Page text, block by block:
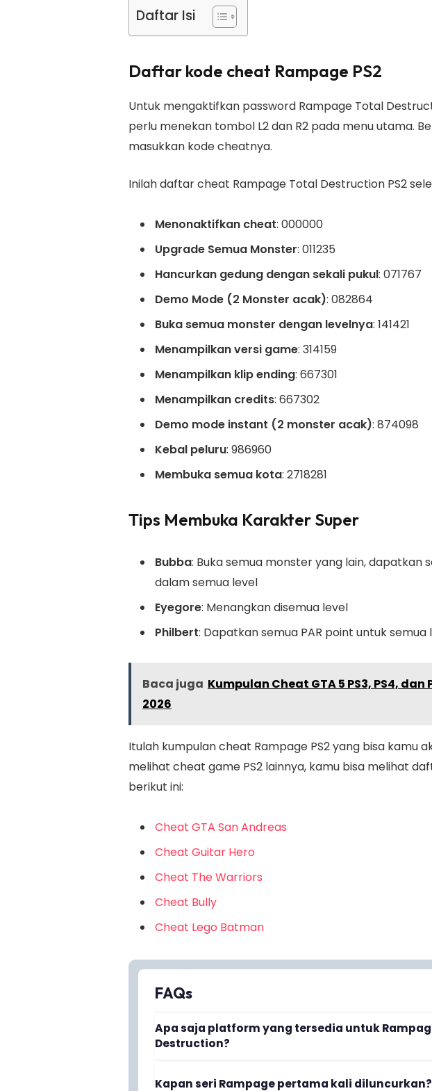
Daftar Isi
Daftar kode cheat Rampage PS2
Untuk mengaktifkan password Rampage Total
perlu menekan tombol L2 dan R2 pada menu utama.
masukkan kode cheatnya.
Inilah daftar cheat Rampage Total Destruction PS2
Menonaktifkan cheat: 000000
Upgrade Semua Monster: 011235
Hancurkan gedung dengan sekali pukul: 071767
Demo Mode (2 Monster acak): 082864
Buka semua monster dengan levelnya: 141421
Menampilkan versi game: 314159
Menampilkan klip ending: 667301
Menampilkan credits: 667302
Demo mode instant (2 monster acak): 874098
Kebal peluru: 986960
Membuka semua kota: 2718281
Tips Membuka Karakter Super
Bubba: Buka semua monster yang lain, dapatkan
dalam semua level
Eyegore: Menangkan disemua level
Philbert: Dapatkan semua PAR point untuk semua
Baca juga Kumpulan Cheat GTA 5 PS3, PS4, dan
2026
Itulah kumpulan cheat Rampage PS2 yang bisa kamu
melihat cheat game PS2 lainnya, kamu bisa melihat
berikut ini:
Cheat GTA San Andreas
Cheat Guitar Hero
Cheat The Warriors
Cheat Bully
Cheat Lego Batman
FAQs
Apa saja platform yang tersedia untuk
Destruction?
platform termasuk PlayStation 2, GameCube, dan
Kapan seri Rampage pertama kali diluncurkan?